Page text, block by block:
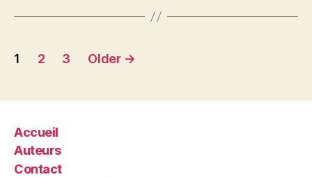
Posts
1 2 3 Older →
Accueil
Auteurs
Contact